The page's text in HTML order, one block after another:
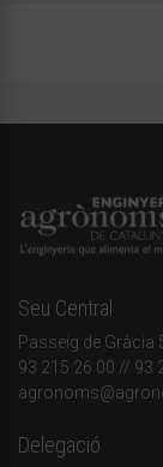
Seu Central
Passeig de Gràcia
93 215 26 00 // 93
Delegació